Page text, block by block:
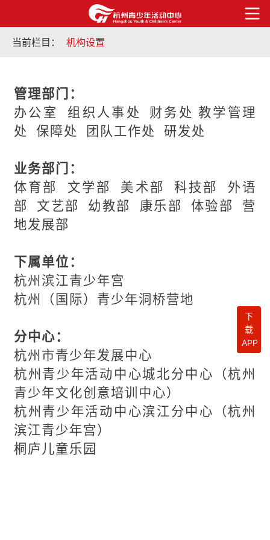
当前栏目： 机构设置
管理部门：
办公室 组织人事处
财务处 教学管理
处 保障处 团队工作处 研发处
业务部门：
体育部 文学部 美术部 科技部 外语
部 文艺部 幼教部 康乐部 体验部 营
地发展部
下属单位：
杭州滨江青少年宫
杭州（国际）青少年洞桥营地
分中心：
杭州市青少年发展中心
杭州青少年活动中心城北分中心（杭州
青少年文化创意培训中心）
杭州青少年活动中心滨江分中心（杭州
滨江青少年宫）
桐庐儿童乐园
下
载
APP